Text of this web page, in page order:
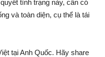
tình trạng này, cần có
và toàn diện, cụ thể là tái
tại Anh Quốc. Hãy share